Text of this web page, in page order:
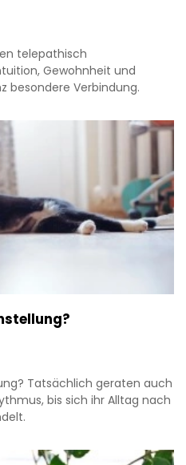
telepathisch
Gewohnheit und
besondere Verbindung.
Tatsächlich geraten auch
bis sich ihr Alltag nach